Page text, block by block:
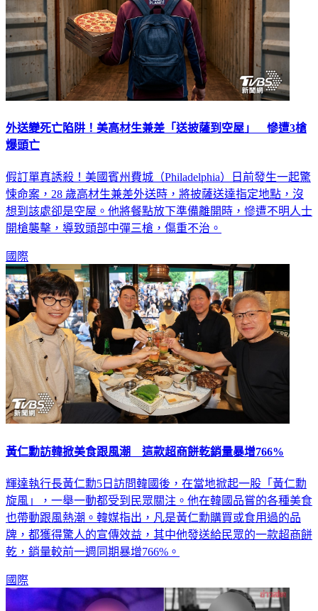
外送變死亡陷阱！美高材生兼差「送披薩到空屋」 慘遭3槍
爆頭亡
假訂單真誘殺！美國賓州費城（Philadelphia）日前發生一起驚
悚命案，28 歲高材生兼差外送時，將披薩送達指定地點，沒
想到該處卻是空屋。他將餐點放下準備離開時，慘遭不明人士
開槍襲擊，導致頭部中彈三槍，傷重不治。
國際
黃仁勳訪韓掀美食跟風潮 這款超商餅乾銷量暴增766%
輝達執行長黃仁勳5日訪問韓國後，在當地掀起一股「黃仁勳
旋風」，一舉一動都受到民眾關注。他在韓國品嘗的各種美食
也帶動跟風熱潮。韓媒指出，凡是黃仁勳購買或食用過的品
牌，都獲得驚人的宣傳效益，其中他發送給民眾的一款超商餅
乾，銷量較前一週同期暴增766%。
國際